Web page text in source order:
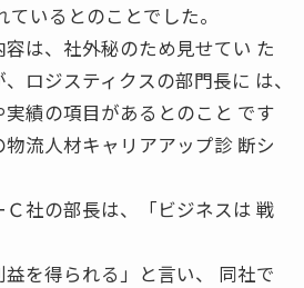
いるとのことでした。
は、社外秘のため見せてい た
ロジスティクスの部門長に は、
績の項目があるとのこと です
物流人材キャリアアップ診 断シ
社の部長は、「ビジネスは 戦
を得られる」と言い、 同社で